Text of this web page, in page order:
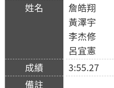
詹皓翔
黃澤宇
李杰修
呂宜憲
3:55.27